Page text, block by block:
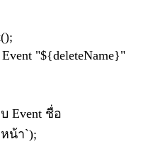
"${deleteName}"
Event ชื่อ
น้า`);